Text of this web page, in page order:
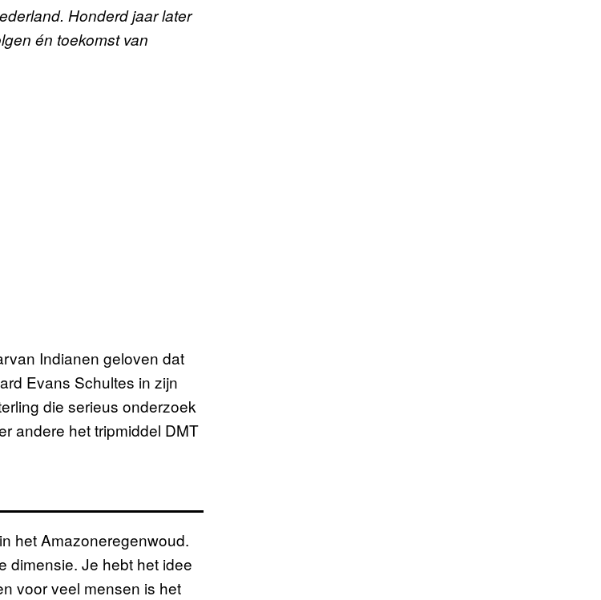
Honderd jaar later
én toekomst van
Indianen geloven dat
Evans Schultes in zijn
die serieus onderzoek
andere het tripmiddel DMT
het Amazoneregenwoud.
dimensie. Je hebt het idee
voor veel mensen is het